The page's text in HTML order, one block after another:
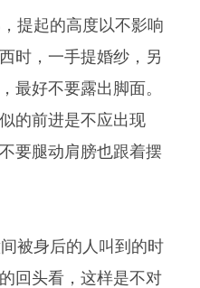
提起的高度以不影响
时，一手提婚纱，另
最好不要露出脚面。
的前进是不应出现
要腿动肩膀也跟着摆
被身后的人叫到的时
回头看，这样是不对